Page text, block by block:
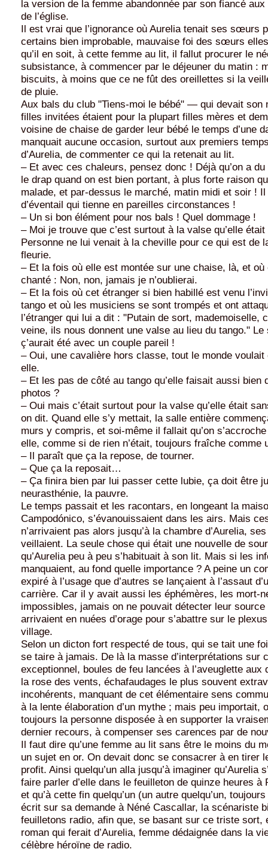
la version de la femme abandonnée par son fiancé
de l’église.
Il est vrai que l’ignorance où Aurelia tenait ses sœurs
certains bien improbable, mauvaise foi des sœurs
qu’il en soit, à cette femme au lit, il fallut procurer le
subsistance, à commencer par le déjeuner du matin :
biscuits, à moins que ce ne fût des oreillettes si la
de pluie.
Aux bals du club "Tiens-moi le bébé" — qui devait son
filles invitées étaient pour la plupart filles mères et
voisine de chaise de garder leur bébé le temps d’une
manquait aucune occasion, surtout aux premiers
d’Aurelia, de commenter ce qui la retenait au lit.
– Et avec ces chaleurs, pensez donc ! Déjà qu’on a
le drap quand on est bien portant, à plus forte raison
malade, et par-dessus le marché, matin midi et soir ! Il
d’éventail qui tienne en pareilles circonstances !
– Un si bon élément pour nos bals ! Quel dommage !
– Moi je trouve que c’est surtout à la valse qu’elle
Personne ne lui venait à la cheville pour ce qui est de
fleurie.
– Et la fois où elle est montée sur une chaise, là, et où
chanté : Non, non, jamais je n’oublierai.
– Et la fois où cet étranger si bien habillé est venu
tango et où les musiciens se sont trompés et ont
l’étranger qui lui a dit : "Putain de sort, mademoiselle,
veine, ils nous donnent une valse au lieu du tango." Le
ç’aurait été avec un couple pareil !
– Oui, une cavalière hors classe, tout le monde voulait
elle.
– Et les pas de côté au tango qu’elle faisait aussi bien
photos ?
– Oui mais c’était surtout pour la valse qu’elle était
on dit. Quand elle s’y mettait, la salle entière
murs y compris, et soi-même il fallait qu’on
elle, comme si de rien n’était, toujours fraîche comme
– Il paraît que ça la repose, de tourner.
– Que ça la reposait…
– Ça finira bien par lui passer cette lubie, ça doit être
neurasthénie, la pauvre.
Le temps passait et les racontars, en longeant la
Campodónico, s’évanouissaient dans les airs. Mais
n’arrivaient pas alors jusqu’à la chambre d’Aurelia,
veillaient. La seule chose qui était une nouvelle de
qu’Aurelia peu à peu s’habituait à son lit. Mais si les
manquaient, au fond quelle importance ? A peine un
expiré à l’usage que d’autres se lançaient à l’assaut
carrière. Car il y avait aussi les éphémères, les mort-
impossibles, jamais on ne pouvait détecter leur
arrivaient en nuées d’orage pour s’abattre sur le
village.
Selon un dicton fort respecté de tous, qui se tait une
se taire à jamais. De là la masse d’interprétations sur
exceptionnel, boules de feu lancées à l’aveuglette aux
la rose des vents, échafaudages le plus souvent
incohérents, manquant de cet élémentaire sens
à la lente élaboration d’un mythe ; mais peu importait,
toujours la personne disposée à en supporter la
dernier recours, à compenser ses carences par de
Il faut dire qu’une femme au lit sans être le moins du
un sujet en or. On devait donc se consacrer à en tirer
profit. Ainsi quelqu’un alla jusqu’à imaginer qu’Aurelia
faire parler d’elle dans le feuilleton de quinze heures à
et qu’à cette fin quelqu’un (un autre quelqu’un,
écrit sur sa demande à Néné Cascallar, la scénariste
feuilletons radio, afin que, se basant sur ce triste sort,
roman qui ferait d’Aurelia, femme dédaignée dans la
célèbre héroïne de radio.